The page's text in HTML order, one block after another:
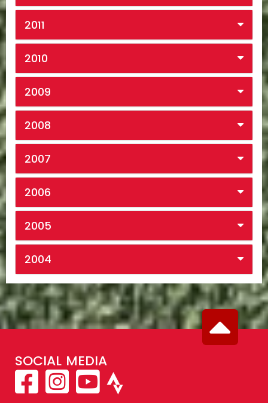
2011
2010
2009
2008
2007
2006
2005
2004
SOCIAL MEDIA